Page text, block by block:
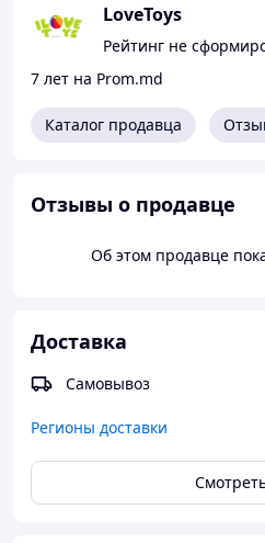
Cтрана производитель: Китай
Материал: Пластик
Комплектация: Машинка,
LoveToys
Рейтинг не
7 лет на Prom.md
Каталог продавца
Отзывы о продавце
Об этом продавце
Доставка
Самовывоз
Регионы доставки